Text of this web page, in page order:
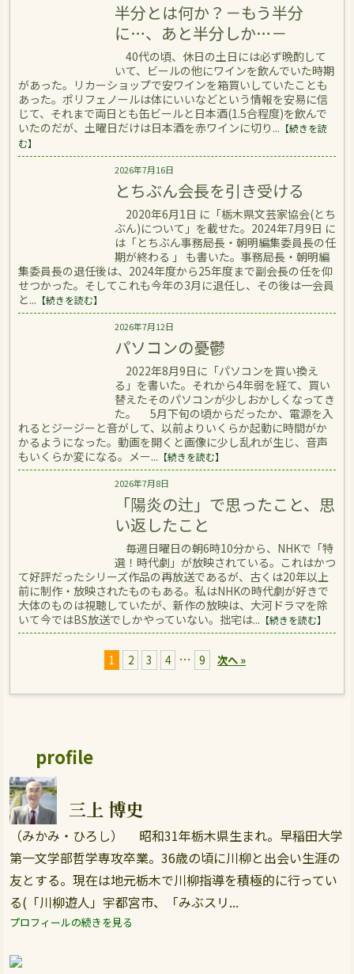
半分とは何か？－もう半分
に…、あと半分しか…－
40代の頃、休日の土日には必ず晩酌して
いて、ビールの他にワインを飲んでいた時期
があった。リカーショップで安ワインを箱買いしていたことも
あった。ポリフェノールは体にいいなどという情報を安易に信
じて、それまで両日とも缶ビールと日本酒(1.5合程度)を飲んで
いたのだが、土曜日だけは日本酒を赤ワインに切り... 【続きを読
む】
2026年7月16日
とちぶん会長を引き受ける
2020年6月1日 に「栃木県文芸家協会(とち
ぶん)について」を載せた。2024年7月9日 に
は「とちぶん事務局長・朝明編集委員長の任
期が終わる 」 も書いた。事務局長・朝明編
集委員長の退任後は、2024年度から25年度まで副会長の任を仰
せつかった。そしてこれも今年の3月に退任し、その後は一会員
と... 【続きを読む】
2026年7月12日
パソコンの憂鬱
2022年8月9日に「パソコンを買い換え
る」を書いた。それから4年弱を経て、買い
替えたそのパソコンが少しおかしくなってき
た。 5月下旬の頃からだったか、電源を入
れるとジージーと音がして、以前よりいくらか起動に時間がか
かるようになった。動画を開くと画像に少し乱れが生じ、音声
もいくらか変になる。メー... 【続きを読む】
2026年7月8日
「陽炎の辻」で思ったこと、思
い返したこと
毎週日曜日の朝6時10分から、NHKで「特
選！時代劇」が放映されている。これはかつ
て好評だったシリーズ作品の再放送であるが、古くは20年以上
前に制作・放映されたものもある。私はNHKの時代劇が好きで
大体のものは視聴していたが、新作の放映は、大河ドラマを除
いて今ではBS放送でしかやっていない。拙宅は... 【続きを読む】
1 2 3 4 … 9 次へ »
profile
三上 博史
（みかみ・ひろし） 昭和31年栃木県生まれ。早稲田大学
第一文学部哲学専攻卒業。36歳の頃に川柳と出会い生涯の
友とする。現在は地元栃木で川柳指導を積極的に行ってい
る(「川柳遊人」宇都宮市、「みぶスリ...
プロフィールの続きを見る